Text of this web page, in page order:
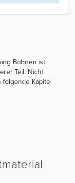
Bohnen ist
Teil: Nicht
folgende Kapitel